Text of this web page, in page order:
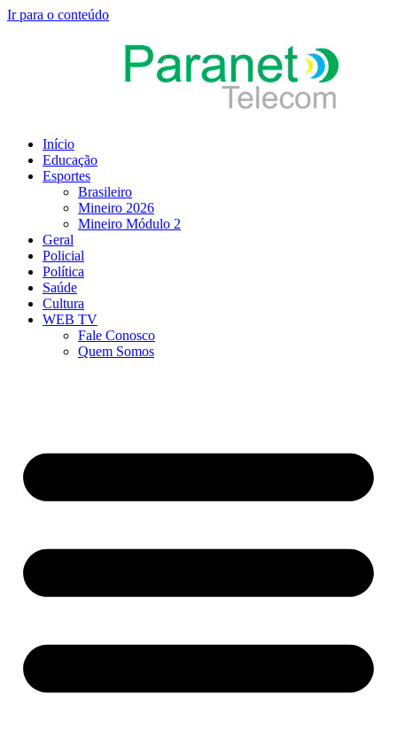
Ir para o conteúdo
Início
Educação
Esportes
Brasileiro
Mineiro 2026
Mineiro Módulo 2
Geral
Policial
Política
Saúde
Cultura
WEB TV
Fale Conosco
Quem Somos